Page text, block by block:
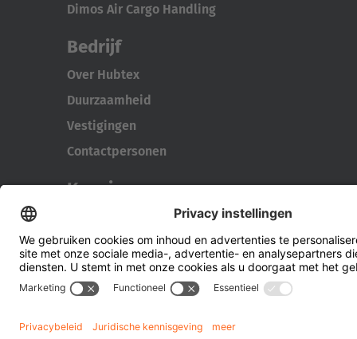
Dimos Air Cargo Handling
Bedrijf
Over Hubtex
Duurzaamheid
Vestigingen
Contactpersonen
Kennis
Energiebeheer
Zijladers